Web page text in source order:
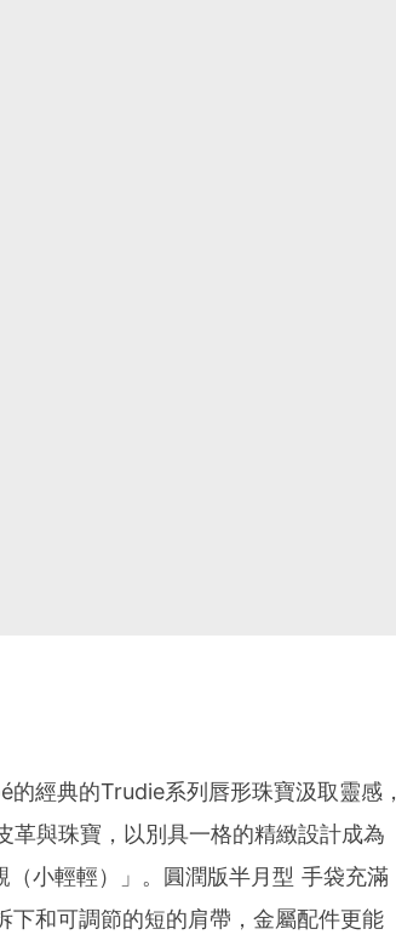
經典的Trudie系列唇形珠寶汲取靈感，
革與珠寶，以別具一格的精緻設計成為
小輕輕）」。圓潤版半月型 手袋充滿
和可調節的短的肩帶，金屬配件更能